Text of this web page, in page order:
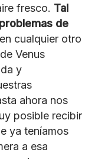
fresco. Tal
de
cualquier otro
Venus
y
ahora nos
posible recibir
ya teníamos
a esa